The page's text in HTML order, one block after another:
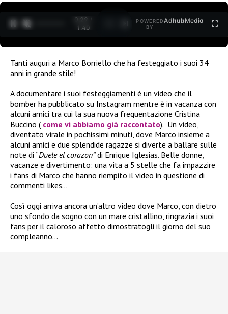
0:30 /
1:40
POWERED
BY
AdhubMedia
Tanti auguri a Marco Borriello che ha festeggiato i suoi 34
anni in grande stile!
A documentare i suoi festeggiamenti è un video che il
bomber ha pubblicato su Instagram mentre è in vacanza con
alcuni amici tra cui la sua nuova frequentazione Cristina
Buccino ( come vi abbiamo già raccontato). Un video,
diventato virale in pochissimi minuti, dove Marco insieme a
alcuni amici e due splendide ragazze si diverte a ballare sulle
note di “Duele el corazon”di Enrique Iglesias. Belle donne,
vacanze e divertimento: una vita a 5 stelle che fa impazzire
i fans di Marco che hanno riempito il video in questione di
commenti likes…
Così oggi arriva ancora un’altro video dove Marco, con dietro
uno sfondo da sogno con un mare cristallino, ringrazia i suoi
fans per il caloroso affetto dimostratogli il giorno del suo
compleanno…